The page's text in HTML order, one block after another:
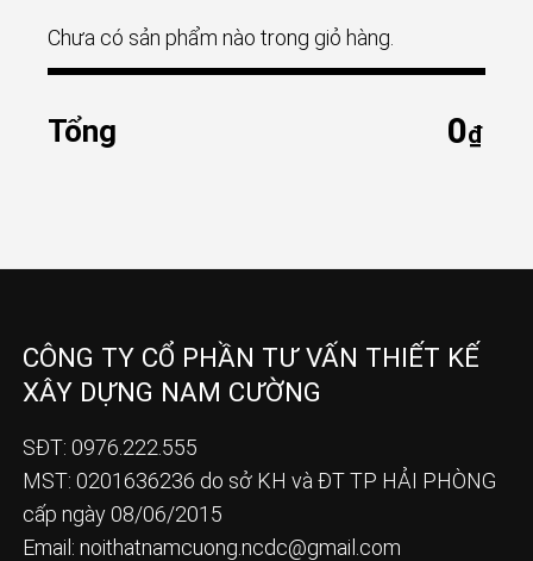
Chưa có sản phẩm nào trong giỏ hàng.
Tổng 0₫
CÔNG TY CỔ PHẦN TƯ VẤN THIẾT KẾ
XÂY DỰNG NAM CƯỜNG
SĐT: 0976.222.555
MST: 0201636236 do sở KH và ĐT TP HẢI PHÒNG
cấp ngày 08/06/2015
Email: noithatnamcuong.ncdc@gmail.com